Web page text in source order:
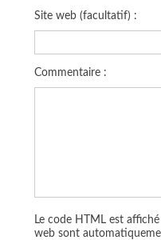
Site web (facultatif) :
Commentaire :
Le code HTML est
web sont